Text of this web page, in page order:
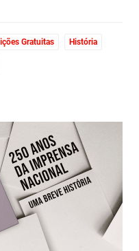
Gratuitas História